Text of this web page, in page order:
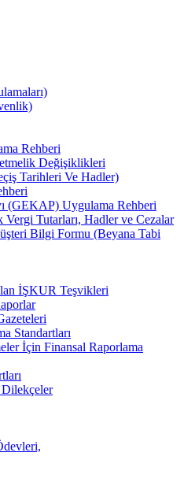
Rehberi
Değişiklikleri
Tarihleri Ve Hadler)
(GEKAP) Uygulama Rehberi
Vergi Tutarları, Hadler ve Cezalar
Bilgi Formu (Beyana Tabi
İŞKUR Teşvikleri
Standartları
İçin Finansal Raporlama